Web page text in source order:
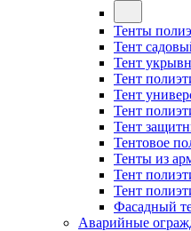
Тенты
Тент
Тент
Тент
Тент
Тент
Тент
Тентовое
Тенты из
Тент
Тент
Фасадный
Аварийные